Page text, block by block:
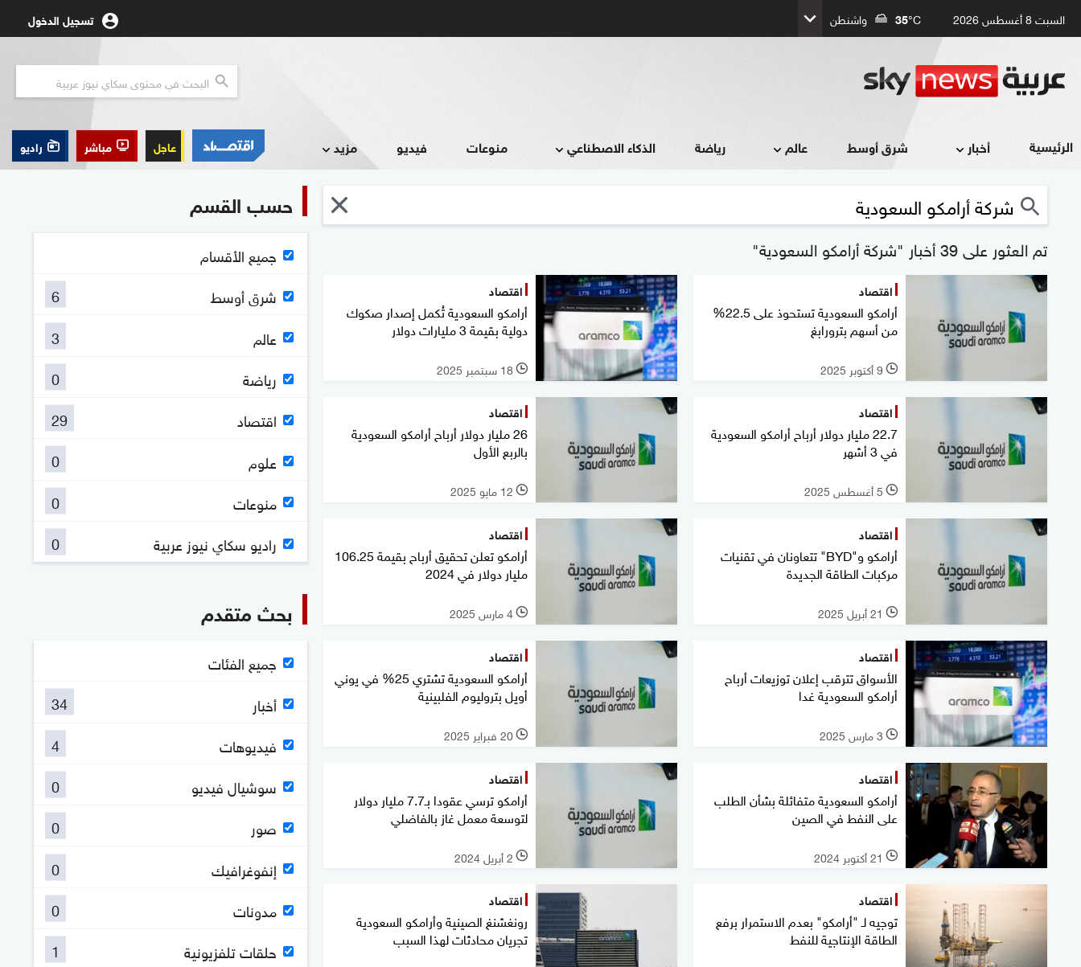
السبت 8 أغسطس 2026 35°C واشنطن تسجيل الدخول
الرئيسية أخبار شرق أوسط عالم رياضة الذكاء الاصطناعي منوعات فيديو مزيد عاجل مباشر راديو
تم العثور على 39 أخبار "شركة أرامكو السعودية"
اقتصاد
أرامكو السعودية تستحوذ على 22.5%
من أسهم بترورابغ
l 9 أكتوبر 2025
اقتصاد
أرامكو السعودية تُكمل إصدار صكوك
دولية بقيمة 3 مليارات دولار
l 18 سبتمبر 2025
اقتصاد
22.7 مليار دولار أرباح أرامكو السعودية
في 3 أشهر
l 5 أغسطس 2025
اقتصاد
26 مليار دولار أرباح أرامكو السعودية
بالربع الأول
l 12 مايو 2025
اقتصاد
أرامكو و"BYD" تتعاونان في تقنيات
مركبات الطاقة الجديدة
l 21 أبريل 2025
اقتصاد
أرامكو تعلن تحقيق أرباح بقيمة 106.25
مليار دولار في 2024
l 4 مارس 2025
اقتصاد
الأسواق تترقب إعلان توزيعات أرباح
أرامكو السعودية غدا
l 3 مارس 2025
اقتصاد
أرامكو السعودية تشتري 25% في يوني
أويل بتروليوم الفلبينية
l 20 فبراير 2025
اقتصاد
أرامكو السعودية متفائلة بشأن الطلب
على النفط في الصين
l 21 أكتوبر 2024
اقتصاد
أرامكو ترسي عقودا بـ7.7 مليار دولار
لتوسعة معمل غاز بالفاضلي
l 2 أبريل 2024
اقتصاد
توجيه لـ "أرامكو" بعدم الاستمرار برفع
الطاقة الإنتاجية للنفط
اقتصاد
رونغشنغ الصينية وأرامكو السعودية
تجريان محادثات لهذا السبب
حسب القسم
جميع الأقسام
شرق أوسط
6
عالم
3
رياضة
0
اقتصاد
29
علوم
0
منوعات
0
راديو سكاي نيوز عربية
0
بحث متقدم
جميع الفئات
أخبار
34
فيديوهات
4
سوشيال فيديو
0
صور
0
إنفوغرافيك
0
مدونات
0
حلقات تلفزيونية
1